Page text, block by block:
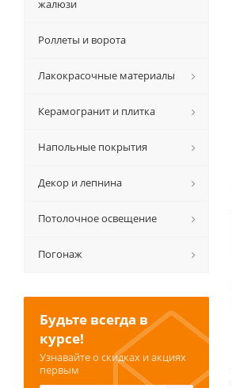
жалюзи
Роллеты и ворота
Лакокрасочные материалы
Керамогранит и плитка
Напольные покрытия
Декор и лепнина
Потолочное освещение
Погонаж
Будьте всегда в
курсе!
Узнавайте о скидках и акциях
первым